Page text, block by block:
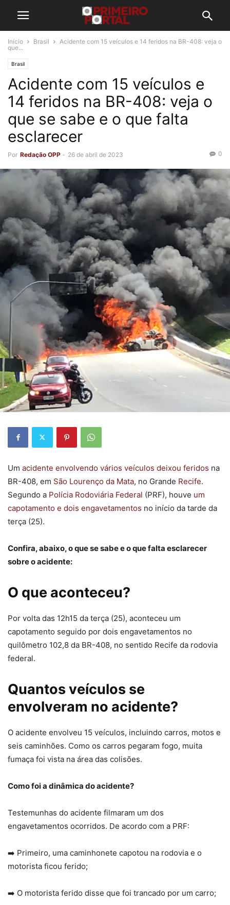
Início Brasil
Acidente com 15 veículos e 14 feridos na BR-408: veja o
que...
Brasil
Acidente com 15 veículos e
14 feridos na BR-408: veja o
que se sabe e o que falta
esclarecer
Por Redação OPP - 26 de abril de 2023 0
Um acidente envolvendo vários veículos deixou feridos na
BR-408, em São Lourenço da Mata, no Grande Recife.
Segundo a Polícia Rodoviária Federal (PRF), houve um
capotamento e dois engavetamentos no início da tarde da
terça (25).
Confira, abaixo, o que se sabe e o que falta esclarecer
sobre o acidente:
O que aconteceu?
Por volta das 12h15 da terça (25), aconteceu um
capotamento seguido por dois engavetamentos no
quilômetro 102,8 da BR-408, no sentido Recife da rodovia
federal.
Quantos veículos se
envolveram no acidente?
O acidente envolveu 15 veículos, incluindo carros, motos e
seis caminhões. Como os carros pegaram fogo, muita
fumaça foi vista na área das colisões.
Como foi a dinâmica do acidente?
Testemunhas do acidente filmaram um dos
engavetamentos ocorridos. De acordo com a PRF:
➡️ Primeiro, uma caminhonete capotou na rodovia e o
motorista ficou ferido;
➡️ O motorista ferido disse que foi trancado por um carro;